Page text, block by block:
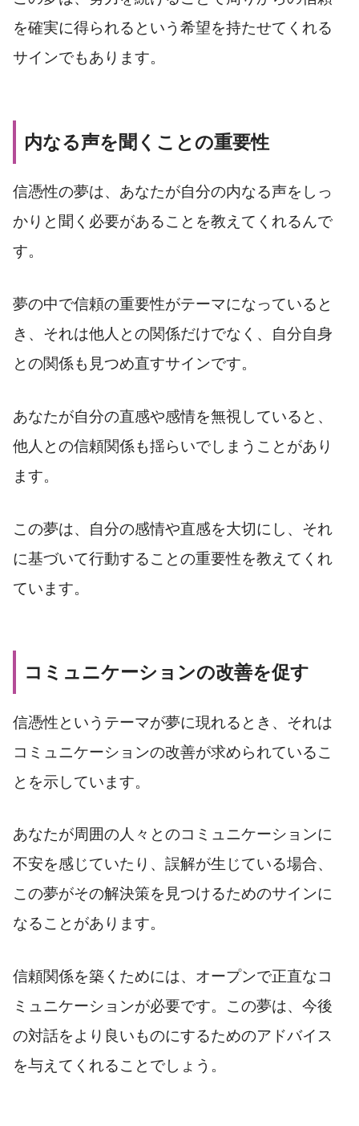
を確実に得られるという希望を持たせてくれる
サインでもあります。
内なる声を聞くことの重要性
信憑性の夢は、あなたが自分の内なる声をしっ
かりと聞く必要があることを教えてくれるんで
す。
夢の中で信頼の重要性がテーマになっていると
き、それは他人との関係だけでなく、自分自身
との関係も見つめ直すサインです。
あなたが自分の直感や感情を無視していると、
他人との信頼関係も揺らいでしまうことがあり
ます。
この夢は、自分の感情や直感を大切にし、それ
に基づいて行動することの重要性を教えてくれ
ています。
コミュニケーションの改善を促す
信憑性というテーマが夢に現れるとき、それは
コミュニケーションの改善が求められているこ
とを示しています。
あなたが周囲の人々とのコミュニケーションに
不安を感じていたり、誤解が生じている場合、
この夢がその解決策を見つけるためのサインに
なることがあります。
信頼関係を築くためには、オープンで正直なコ
ミュニケーションが必要です。この夢は、今後
の対話をより良いものにするためのアドバイス
を与えてくれることでしょう。